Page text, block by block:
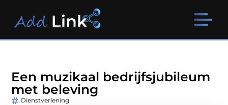
Een muzikaal bedrijfsjubileum
met beleving
Dienstverlening